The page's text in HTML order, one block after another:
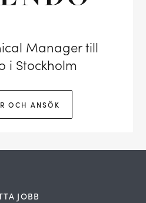
Manager till
i Stockholm
OCH ANSÖK
JOBB